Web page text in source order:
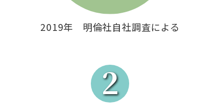
2019年 明倫社自社調査による
2